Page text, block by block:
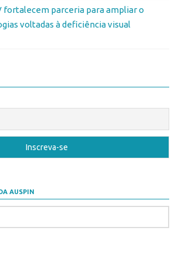
fortalecem parceria para ampliar o
voltadas à deficiência visual
AUSPIN